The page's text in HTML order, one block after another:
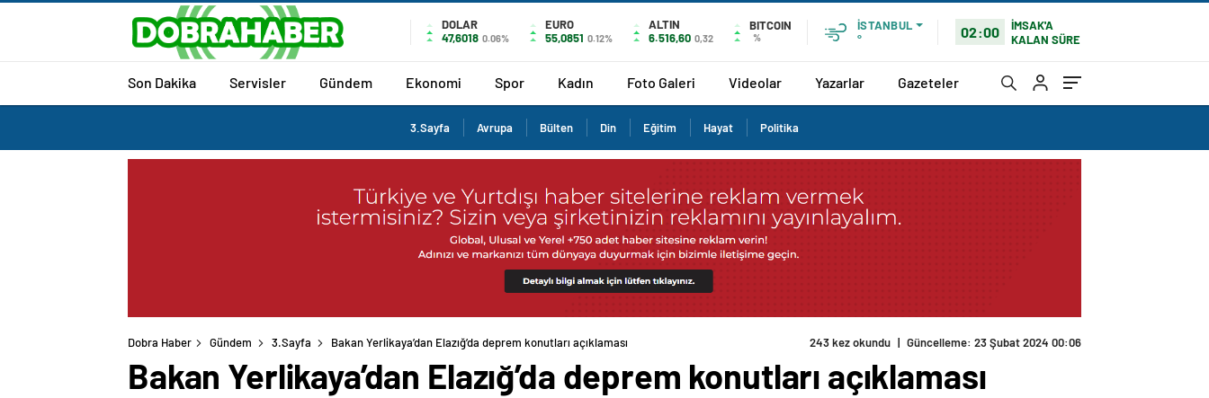
DOLAR
47,6018 0.06%
EURO
55,0851 0.12%
ALTIN
6.516,60 0,32
BITCOIN
%
İSTANBUL
°
02:00
İMSAK'A
KALAN SÜRE
Son Dakika Servisler Gündem Ekonomi Spor Kadın Foto Galeri Videolar Yazarlar Gazeteler
3.Sayfa Avrupa Bülten Din Eğitim Hayat Politika
Dobra Haber Gündem 3.Sayfa Bakan Yerlikaya’dan Elazığ’da deprem konutları açıklaması 243 kez okundu | Güncelleme: 23 Şubat 2024 00:06
Bakan Yerlikaya’dan Elazığ’da deprem konutları açıklaması